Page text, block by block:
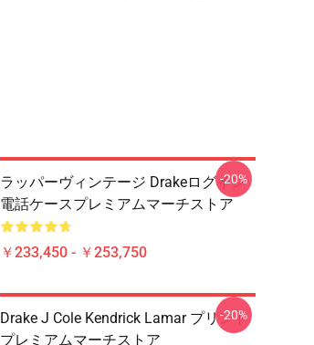
ラッパーヴィンテージ Drakeログイン
電話ケースプレミアムマーチストア
￥233,450 - ￥253,750
-20%
Drake J Cole Kendrick Lamar プリント
プレミアムマーチストア
-20%